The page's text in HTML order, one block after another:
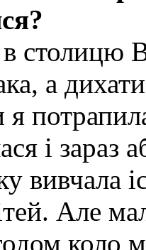
столицю
а
я
і
вивчала
Але
коло